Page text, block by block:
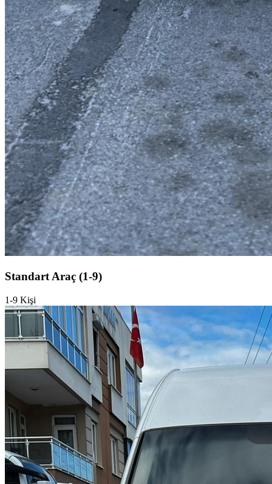
Standart Araç (1-9)
1-9 Kişi